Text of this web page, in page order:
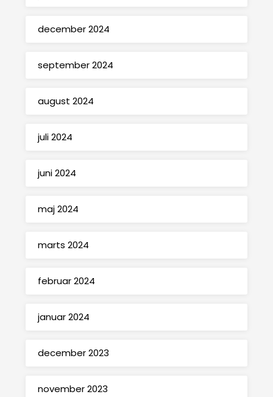
december 2024
september 2024
august 2024
juli 2024
juni 2024
maj 2024
marts 2024
februar 2024
januar 2024
december 2023
november 2023